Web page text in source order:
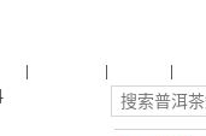
| | |